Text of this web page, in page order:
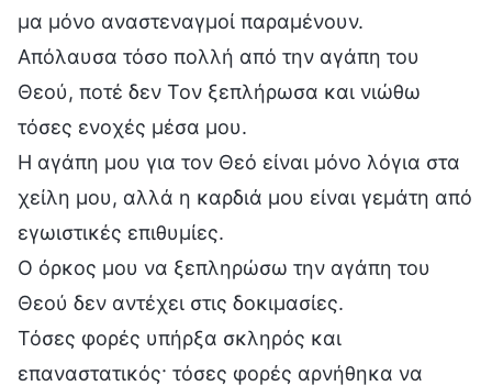
μα μόνο αναστεναγμοί παραμένουν.
Απόλαυσα τόσο πολλή από την αγάπη του
Θεού, ποτέ δεν Τον ξεπλήρωσα και νιώθω
τόσες ενοχές μέσα μου.
Η αγάπη μου για τον Θεό είναι μόνο λόγια στα
χείλη μου, αλλά η καρδιά μου είναι γεμάτη από
εγωιστικές επιθυμίες.
Ο όρκος μου να ξεπληρώσω την αγάπη του
Θεού δεν αντέχει στις δοκιμασίες.
Τόσες φορές υπήρξα σκληρός και
επαναστατικός· τόσες φορές αρνήθηκα να